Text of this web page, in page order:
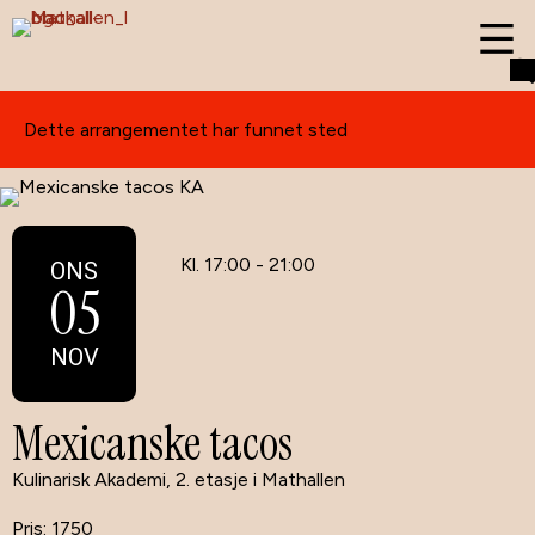
Dette arrangementet har funnet sted
ONS
05
NOV
Kl. 17:00 - 21:00
Mexicanske tacos
Kulinarisk Akademi, 2. etasje i Mathallen
1750